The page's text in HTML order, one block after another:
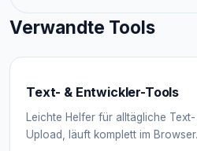
Verwandte Tools
Text- & Entwickler-Tools
Leichte Helfer für alltägliche
Upload, läuft komplett im Browser.